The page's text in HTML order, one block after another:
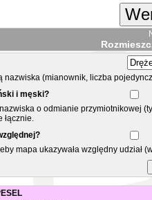
nazwiska (mianownik, liczba
i męski?
o odmianie przymiotnikowej
łącznie.
mapa ukazywała względny